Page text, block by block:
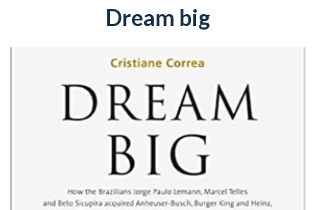
Dream big
big.jpg